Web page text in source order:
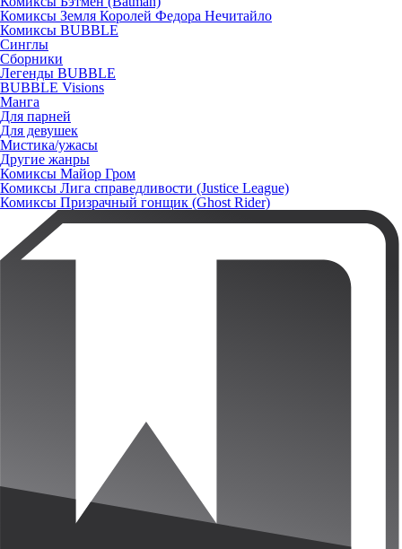
Комиксы Земля Королей Федора Нечитайло
Комиксы BUBBLE
Синглы
Сборники
Легенды BUBBLE
BUBBLE Visions
Манга
Для парней
Для девушек
Мистика/ужасы
Другие жанры
Комиксы Майор Гром
Комиксы Лига справедливости (Justice League)
Комиксы Призрачный гонщик (Ghost Rider)